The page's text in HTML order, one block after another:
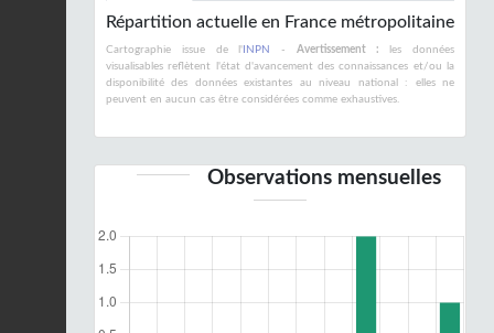
Répartition actuelle en France métropolitaine
Cartographie issue de l' INPN - Avertissement : les données
visualisables reflètent l'état d'avancement des connaissances et/ou la
disponibilité des données existantes au niveau national : elles ne
peuvent en aucun cas être considérées comme exhaustives.
Observations mensuelles